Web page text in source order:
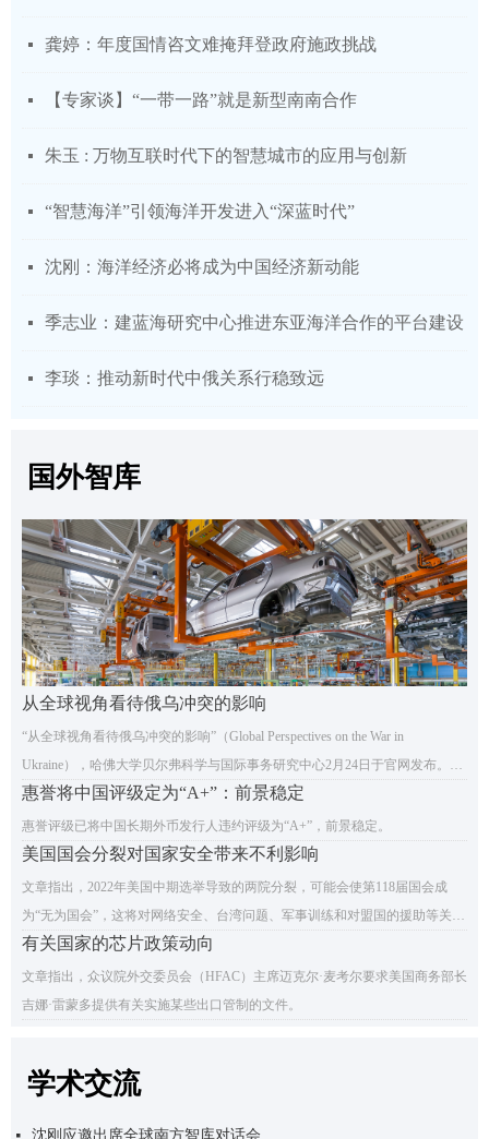
从全球视角看待俄乌冲突的影响
“从全球视角看待俄乌冲突的影响”（Global Perspectives on the War in
Ukraine），哈佛大学贝尔弗科学与国际事务研究中心2月24日于官网发布。6
位专家围绕各自研究的国别区域，讨论俄乌冲突带来的全球性影响。
惠誉将中国评级定为“A+”：前景稳定
惠誉评级已将中国长期外币发行人违约评级为“A+”，前景稳定。
美国国会分裂对国家安全带来不利影响
文章指出，2022年美国中期选举导致的两院分裂，可能会使第118届国会成
为“无为国会”，这将对网络安全、台湾问题、军事训练和对盟国的援助等关键
政策的批准和拨款产生不利影响。
有关国家的芯片政策动向
文章指出，众议院外交委员会（HFAC）主席迈克尔·麦考尔要求美国商务部长
吉娜·雷蒙多提供有关实施某些出口管制的文件。
国外智库
넷 龚婷：年度国情咨文难掩拜登政府施政挑战
넷 【专家谈】“一带一路”就是新型南南合作
넷 朱玉 : 万物互联时代下的智慧城市的应用与创新
넷 “智慧海洋”引领海洋开发进入“深蓝时代”
넷 沈刚：海洋经济必将成为中国经济新动能
넷 季志业：建蓝海研究中心推进东亚海洋合作的平台建设
넷 李琰：推动新时代中俄关系行稳致远
沈刚应邀出席第二届“全球南方”智库对话会
沈刚应邀出席全球南方智库对话会
中国太平洋学会第三届专题学术报告会暨 2017年年会在中山召开
“经济新常态与供给侧结构性改革”专题培训
学术交流